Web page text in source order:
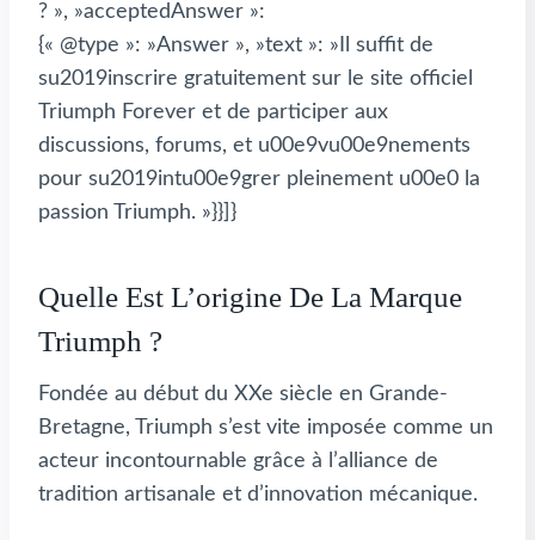
? », »acceptedAnswer »:
{« @type »: »Answer », »text »: »Il suffit de
su2019inscrire gratuitement sur le site officiel
Triumph Forever et de participer aux
discussions, forums, et u00e9vu00e9nements
pour su2019intu00e9grer pleinement u00e0 la
passion Triumph. »}}]}
Quelle Est L’origine De La Marque
Triumph ?
Fondée au début du XXe siècle en Grande-
Bretagne, Triumph s’est vite imposée comme un
acteur incontournable grâce à l’alliance de
tradition artisanale et d’innovation mécanique.